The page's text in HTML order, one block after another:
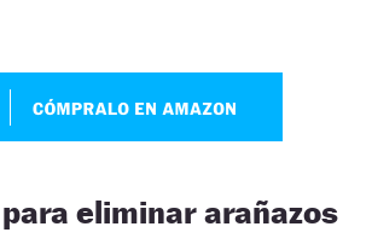
para eliminar arañazos